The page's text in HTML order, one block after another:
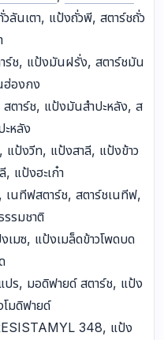
นเตา, แป้งถั่วพี, สตาร์ชถั่ว
ร์ช, แป้งมันฝรั่ง, สตาร์ชมัน
องกง
ตาร์ช, แป้งมันสำปะหลัง, ส
ะหลัง
ป้งวีท, แป้งสาลี, แป้งข้าว
, แป้งฮะเก๋า
นทีฟสตาร์ช, สตาร์ชเนทีฟ,
รมชาติ
เมซ, แป้งเมล็ดข้าวโพดบด
ร, มอดิฟายด์ สตาร์ช, แป้ง
มดิฟายด์
348, แป้ง